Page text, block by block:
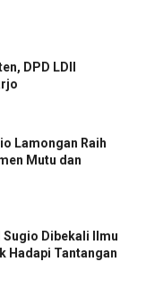
DPD LDII
Lamongan Raih
Mutu dan
Sugio Dibekali Ilmu
Hadapi Tantangan